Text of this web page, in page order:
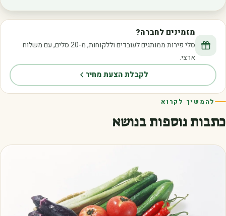
מזמינים לחברה?
סלי פירות ממותגים לעובדים וללקוחות, מ-20 סלים, עם משלוח
ארצי.
לקבלת הצעת מחיר
להמשיך לקרוא
כתבות נוספות בנושא